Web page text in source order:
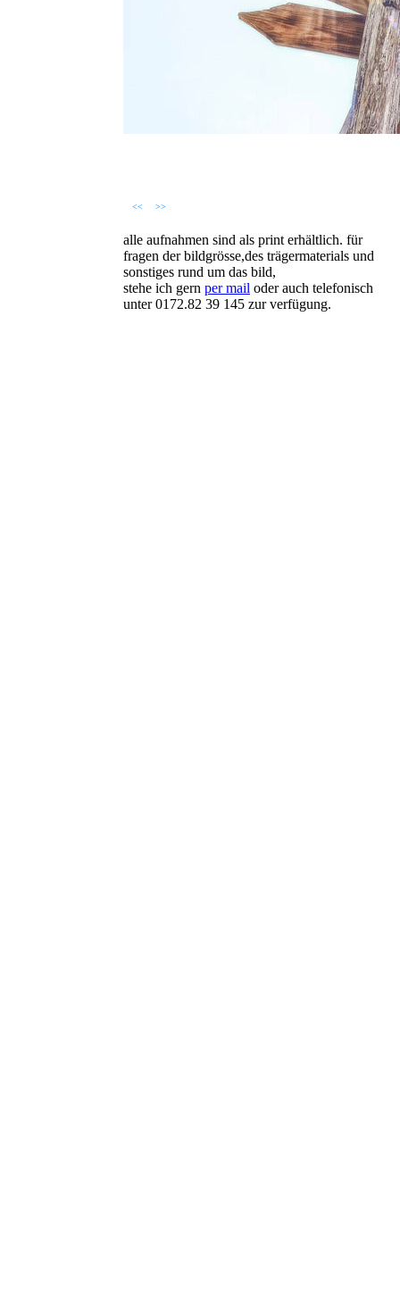
<< >>
alle aufnahmen sind als print erhältlich. für
fragen der bildgrösse,des trägermaterials und
sonstiges rund um das bild,
stehe ich gern per mail oder auch telefonisch
unter 0172.82 39 145 zur verfügung.